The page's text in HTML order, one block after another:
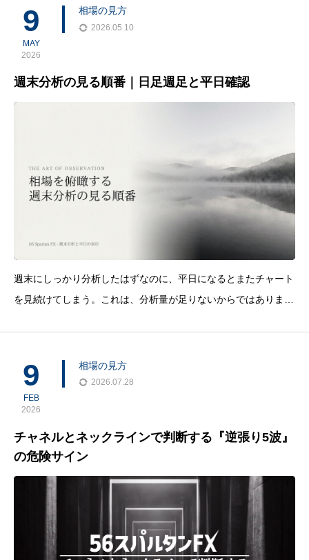
出た。この3つ
9
MAY
2026
相場の見方
2026.05.10
週末分析の見る順番｜日足週足と平日確認
週末にしっかり分析したはずなのに、平日になるとまたチャート
を見続けてしまう。これは、分析量が足りないからではありませ
る時間ではありません。日足・週足から現在地
9
FEB
2026
相場の見方
2026.07.28
チャネルとネックラインで判断する『逆張り5波』
の危険サイン